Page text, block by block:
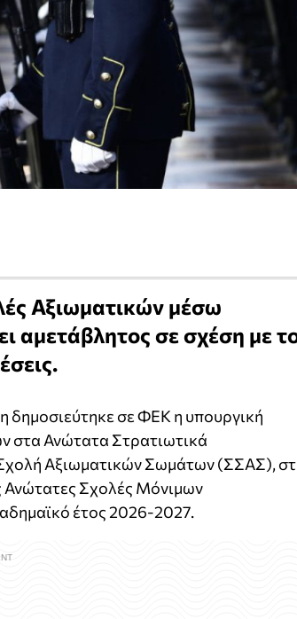
Αξιωματικών μέσω
αμετάβλητος σε σχέση με
δημοσιεύτηκε σε ΦΕΚ η υπουργική
στα Ανώτατα Στρατιωτικά
Αξιωματικών Σωμάτων (ΣΣΑΣ),
Ανώτατες Σχολές Μόνιμων
έτος 2026-2027.